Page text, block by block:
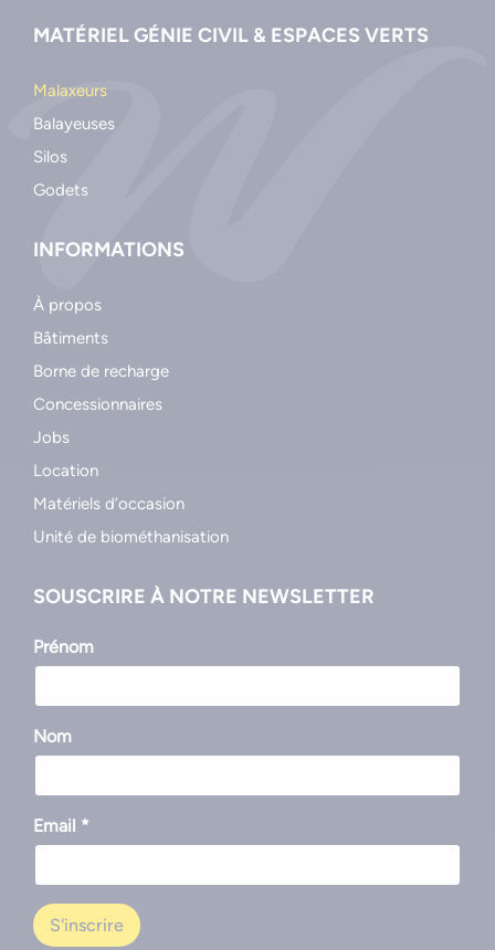
MATÉRIEL GÉNIE CIVIL & ESPACES VERTS
Malaxeurs
Balayeuses
Silos
Godets
INFORMATIONS
À propos
Bâtiments
Borne de recharge
Concessionnaires
Jobs
Location
Matériels d’occasion
Unité de biométhanisation
SOUSCRIRE À NOTRE NEWSLETTER
Prénom
Nom
Email *